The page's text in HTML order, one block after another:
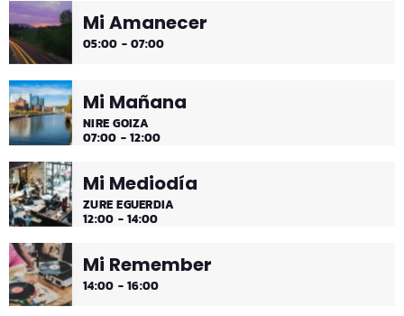
Mi Amanecer
05:00 - 07:00
Mi Mañana
NIRE GOIZA
07:00 - 12:00
Mi Mediodía
ZURE EGUERDIA
12:00 - 14:00
Mi Remember
14:00 - 16:00